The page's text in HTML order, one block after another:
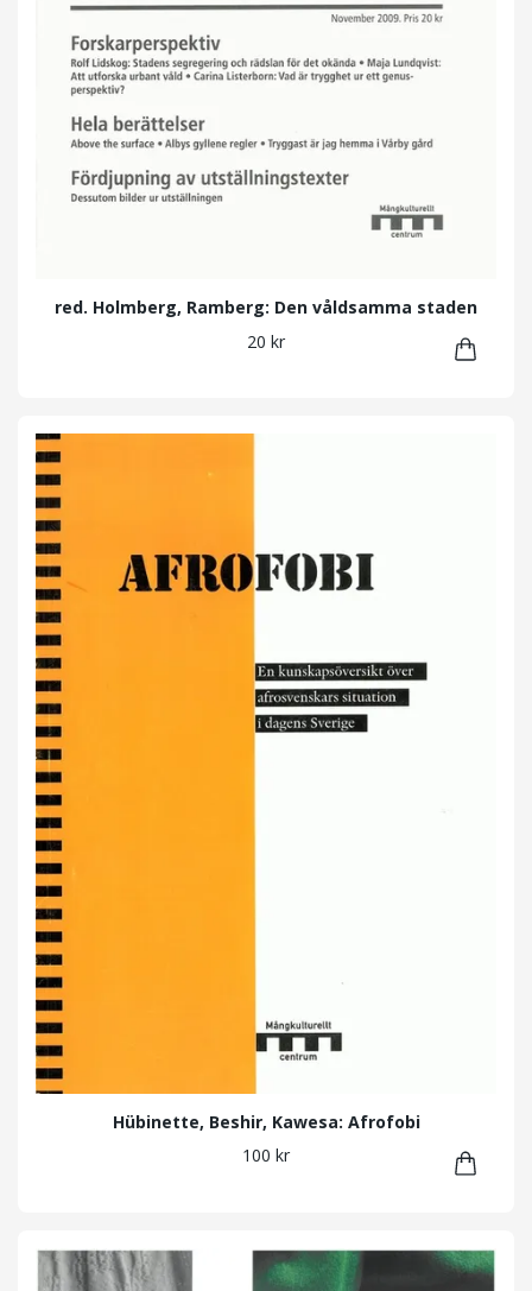
red. Holmberg, Ramberg: Den våldsamma staden
20 kr
Hübinette, Beshir, Kawesa: Afrofobi
100 kr